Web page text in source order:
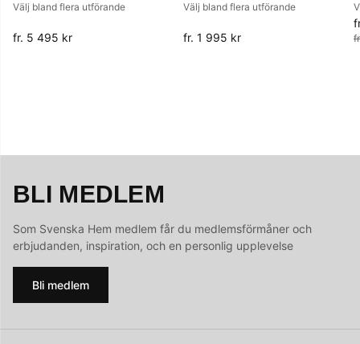
Välj bland flera utförande
fr. 5 495 kr
Välj bland flera utförande
fr. 1 995 kr
BLI MEDLEM
Som Svenska Hem medlem får du medlemsförmåner och
erbjudanden, inspiration, och en personlig upplevelse
Bli medlem